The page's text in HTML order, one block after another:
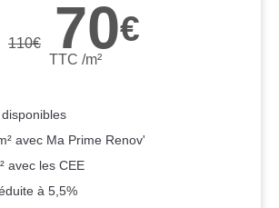
110€ 70€
TTC /m²
avec Ma Prime Renov'
avec les CEE
à 5,5%